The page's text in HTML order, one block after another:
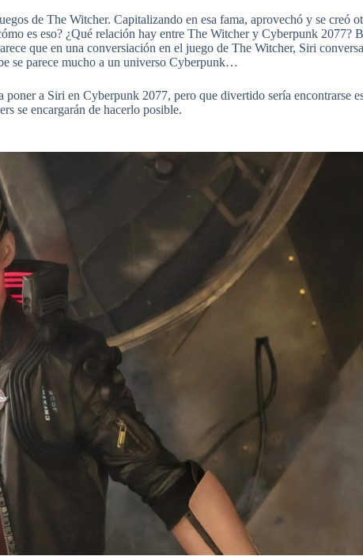
de The Witcher. Capitalizando en esa fama, aprovechó y se creó
es eso? ¿Qué relación hay entre The Witcher y Cyberpunk 2077?
que en una conversiación en el juego de The Witcher, Siri
se parece mucho a un universo Cyberpunk…
a Siri en Cyberpunk 2077, pero que divertido sería encontrarse
se encargarán de hacerlo posible.